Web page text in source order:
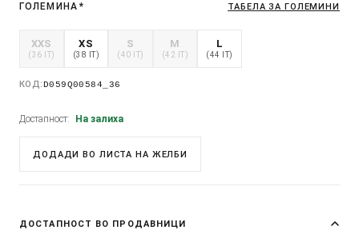
ГОЛЕМИНА * ТАБЕЛА ЗА ГОЛЕМИНИ
XXS
(36 IT)
XS
(38 IT)
S
(40 IT)
M
(42 IT)
L
(44 IT)
КОД: D059Q00584_36
Достапност: На залиха
ДОДАДИ ВО ЛИСТА НА ЖЕЛБИ
ДОСТАПНОСТ ВО ПРОДАВНИЦИ